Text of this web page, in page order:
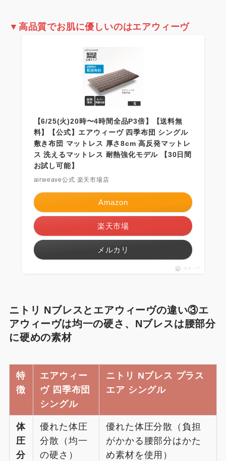
▼ 高品質でお肌に優しいのはエアウィーヴ
【6/25(火)20時〜4時間全品P3倍】【送料無
料】【公式】エアウィーヴ 四季布団 シングル
敷き布団 マットレス 厚さ8cm 高反発マットレ
ス 洗えるマットレス 耐熱強化モデル 【30日間
お試し可能】
airweave公式 楽天市場店
Amazon
楽天市場
メルカリ
ポチップ
ニトリ Nブレスとエアウィーヴの違い③エ
アウィーヴは均一の硬さ、Nブレスは腰部分
に硬めの素材
特
徴
エアウィー
ヴ 四季布団
シングル
ニトリ Nブレス プラス
エア シングル
体
圧
分
優れた体圧
分散（均一
の硬さ）
優れた体圧分散（負担
がかかる腰部分はかた
め素材を使用）